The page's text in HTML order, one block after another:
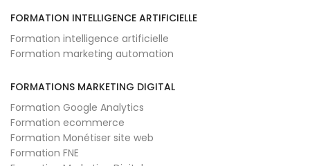
FORMATION INTELLIGENCE ARTIFICIELLE
Formation intelligence artificielle
Formation marketing automation
FORMATIONS MARKETING DIGITAL
Formation Google Analytics
Formation ecommerce
Formation Monétiser site web
Formation FNE